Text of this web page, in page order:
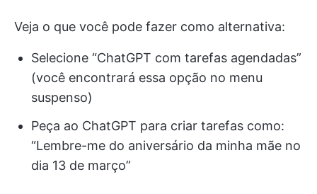
Veja o que você pode fazer como alternativa:
Selecione “ChatGPT com tarefas agendadas”
(você encontrará essa opção no menu
suspenso)
Peça ao ChatGPT para criar tarefas como:
“Lembre-me do aniversário da minha mãe no
dia 13 de março”